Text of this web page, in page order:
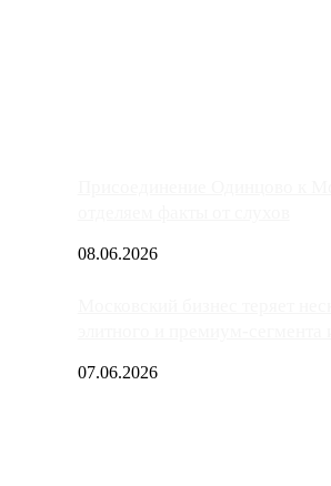
08.06.2026
07.06.2026